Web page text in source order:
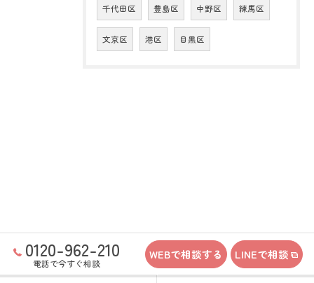
千代田区 豊島区 中野区 練馬区
文京区 港区 目黒区
0120-962-210
電話で今すぐ相談
WEBで相談する LINEで相談